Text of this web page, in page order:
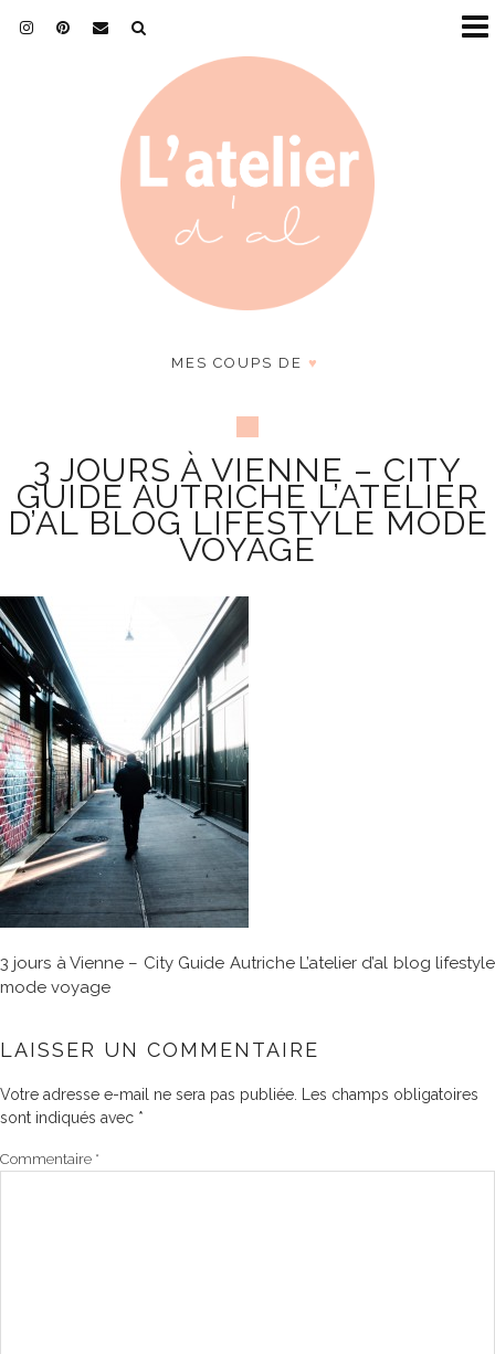
MES COUPS DE ♥
3 JOURS À VIENNE – CITY
GUIDE AUTRICHE L’ATELIER
D’AL BLOG LIFESTYLE MODE
VOYAGE
3 jours à Vienne – City Guide Autriche L’atelier d’al blog lifestyle
mode voyage
LAISSER UN COMMENTAIRE
Votre adresse e-mail ne sera pas publiée.
Les champs obligatoires
sont indiqués avec *
Commentaire *